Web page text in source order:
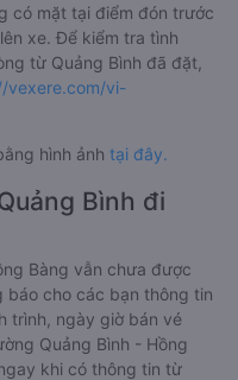
có mặt tại điểm đón trước
xe. Để kiểm tra tình
từ Quảng Bình đã đặt,
vexere.com/vi-
hình ảnh tại đây.
Bình đi
Bàng vẫn chưa được
báo cho các bạn thông tin
trình, ngày giờ bán vé
Quảng Bình - Hồng
khi có thông tin từ